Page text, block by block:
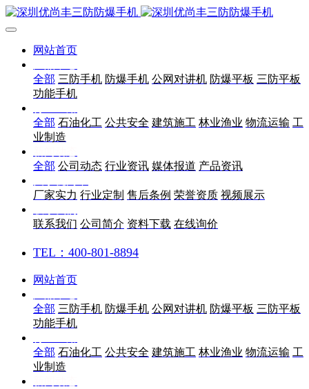
网站首页
全部 三防手机 防爆手机 公网对讲机 防爆平板 三防平板
功能手机
全部 石油化工 公共安全 建筑施工 林业渔业 物流运输 工
业制造
全部 公司动态 行业资讯 媒体报道 产品资讯
厂家实力 行业定制 售后条例 荣誉资质 视频展示
联系我们 公司简介 资料下载 在线询价
TEL：400-801-8894
网站首页
全部 三防手机 防爆手机 公网对讲机 防爆平板 三防平板
功能手机
全部 石油化工 公共安全 建筑施工 林业渔业 物流运输 工
业制造